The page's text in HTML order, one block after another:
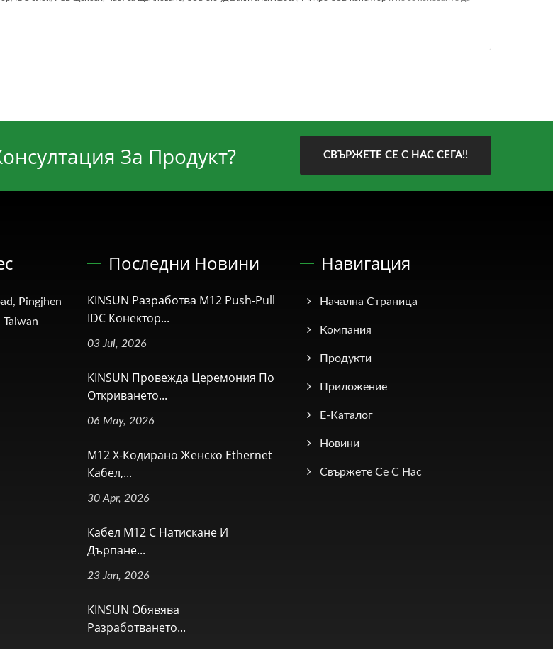
За Продукт? СВЪРЖЕТЕ СЕ С НАС СЕГА!!
Pingjhen
Taiwan
Последни Новини
KINSUN Разработва M12 Push-Pull
IDC Конектор...
03 Jul, 2026
KINSUN Провежда Церемония По
Откриването...
06 May, 2026
M12 X-Кодирано Женско Ethernet
Кабел,...
30 Apr, 2026
Кабел M12 С Натискане И
Дърпане...
23 Jan, 2026
KINSUN Обявява
Разработването...
Навигация
Начална Страница
Компания
Продукти
Приложение
Е-Каталог
Новини
Свържете Се С Нас